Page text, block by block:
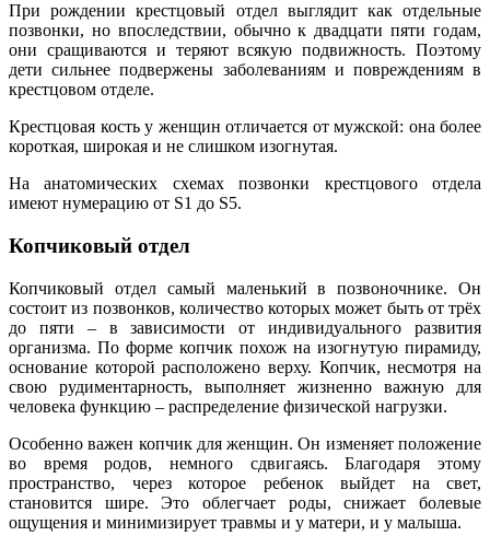
При рождении крестцовый отдел выглядит как отдельные
позвонки, но впоследствии, обычно к двадцати пяти годам,
они сращиваются и теряют всякую подвижность. Поэтому
дети сильнее подвержены заболеваниям и повреждениям в
крестцовом отделе.
Крестцовая кость у женщин отличается от мужской: она более
короткая, широкая и не слишком изогнутая.
На анатомических схемах позвонки крестцового отдела
имеют нумерацию от S1 до S5.
Копчиковый отдел
Копчиковый отдел самый маленький в позвоночнике. Он
состоит из позвонков, количество которых может быть от трёх
до пяти – в зависимости от индивидуального развития
организма. По форме копчик похож на изогнутую пирамиду,
основание которой расположено верху. Копчик, несмотря на
свою рудиментарность, выполняет жизненно важную для
человека функцию – распределение физической нагрузки.
Особенно важен копчик для женщин. Он изменяет положение
во время родов, немного сдвигаясь. Благодаря этому
пространство, через которое ребенок выйдет на свет,
становится шире. Это облегчает роды, снижает болевые
ощущения и минимизирует травмы и у матери, и у малыша.